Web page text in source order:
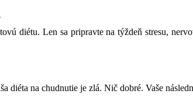
diétu. Len sa pripravte na týždeň stresu,
diéta na chudnutie je zlá. Nič dobré. Vaše